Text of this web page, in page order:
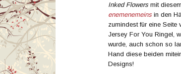
Inked Flowersmit
enemenemeinsin den
zumindest für eine Seite
Jersey For You Ringel,
wurde, auch schon so
Hand diese beiden
Designs!